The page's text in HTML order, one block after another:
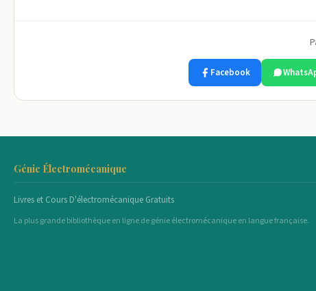
Facebook
Génie Électromécanique
Livres et Cours D'électromécanique Gratuits
La plus grande bibliothèque en ligne de génie électromécanique en langue française.